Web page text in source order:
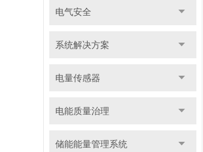
电气安全
系统解决方案
电量传感器
电能质量治理
储能能量管理系统